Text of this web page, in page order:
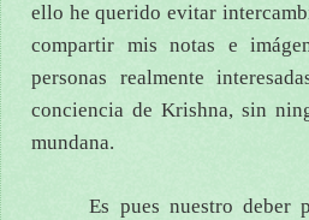
ello he querido evitar
compartir mis notas e
personas realmente
conciencia de Krishna, sin
mundana.
Es pues nuestro deber